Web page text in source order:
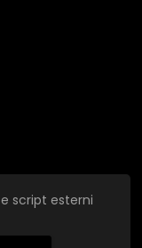
script esterni